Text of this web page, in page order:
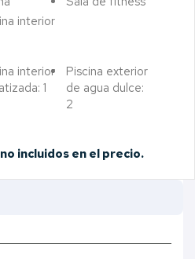
interior
interior
1
Piscina exterior
de agua dulce:
2
incluidos en el precio.